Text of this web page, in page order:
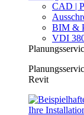
CAD |
BIM &
VDI
Revit